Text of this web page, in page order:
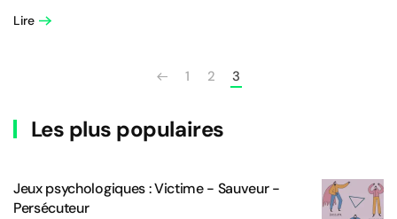
Lire
1 2 3
Les plus populaires
Jeux psychologiques : Victime - Sauveur -
Persécuteur